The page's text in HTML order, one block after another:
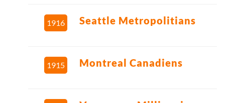
1916 Seattle Metropolitians
1915 Montreal Canadiens